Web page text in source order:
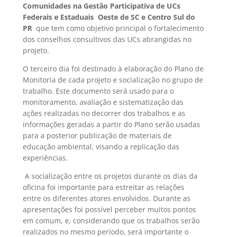
Comunidades na Gestão Participativa de UCs
Federais e Estaduais  Oeste de SC e Centro Sul do
PRque tem como objetivo principal o fortalecimento
dos conselhos consultivos das UCs abrangidas no
projeto.
O terceiro dia foi destinado à elaboração do Plano de
Monitoria de cada projeto e socialização no grupo de
trabalho. Este documento será usado para o
monitoramento, avaliação e sistematização das
ações realizadas no decorrer dos trabalhos e as
informações geradas a partir do Plano serão usadas
para a posterior publicação de materiais de
educação ambiental, visando a replicação das
experiências.
A socialização entre os projetos durante os dias da
oficina foi importante para estreitar as relações
entre os diferentes atores envolvidos. Durante as
apresentações foi possível perceber muitos pontos
em comum, e, considerando que os trabalhos serão
realizados no mesmo período, será importante o